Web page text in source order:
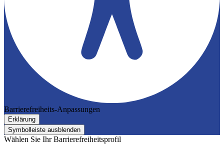
Barrierefreiheits-Anpassungen
Erklärung
Symbolleiste ausblenden
Wählen Sie Ihr Barrierefreiheitsprofil